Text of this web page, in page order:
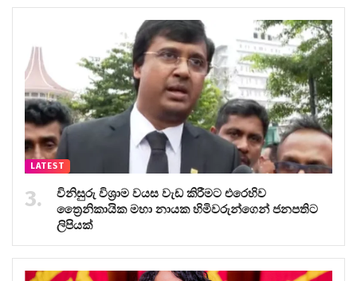
LATEST
විනිසුරු විශ්‍රාම වයස වැඩ කිරීමට එරෙහිව
ත්‍රෛනිකායික මහා නායක හිමිවරුන්ගෙන් ජනපතිට
ලිපියක්